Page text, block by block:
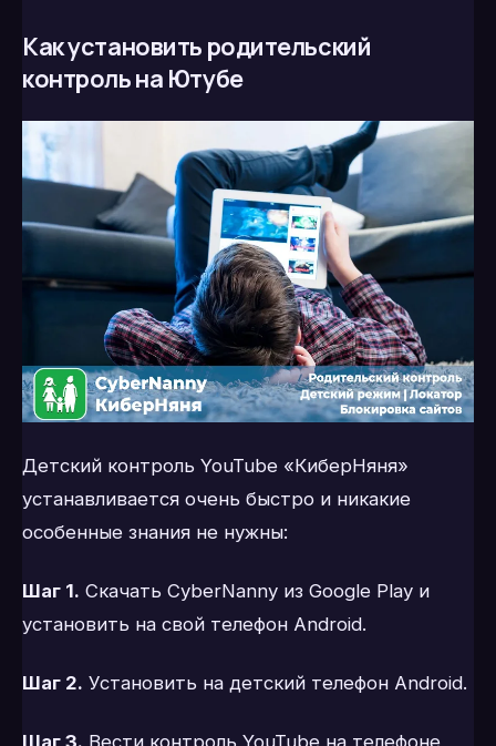
Как установить родительский
контроль на Ютубе
Детский контроль YouTube «КиберНяня»
устанавливается очень быстро и никакие
особенные знания не нужны:
Шаг 1. Скачать CyberNanny из Google Play и
установить на свой телефон Android.
Шаг 2. Установить на детский телефон Android.